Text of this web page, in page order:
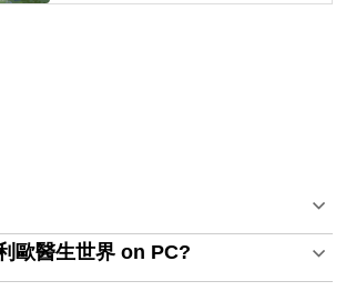
略
歐醫生世界 on PC?